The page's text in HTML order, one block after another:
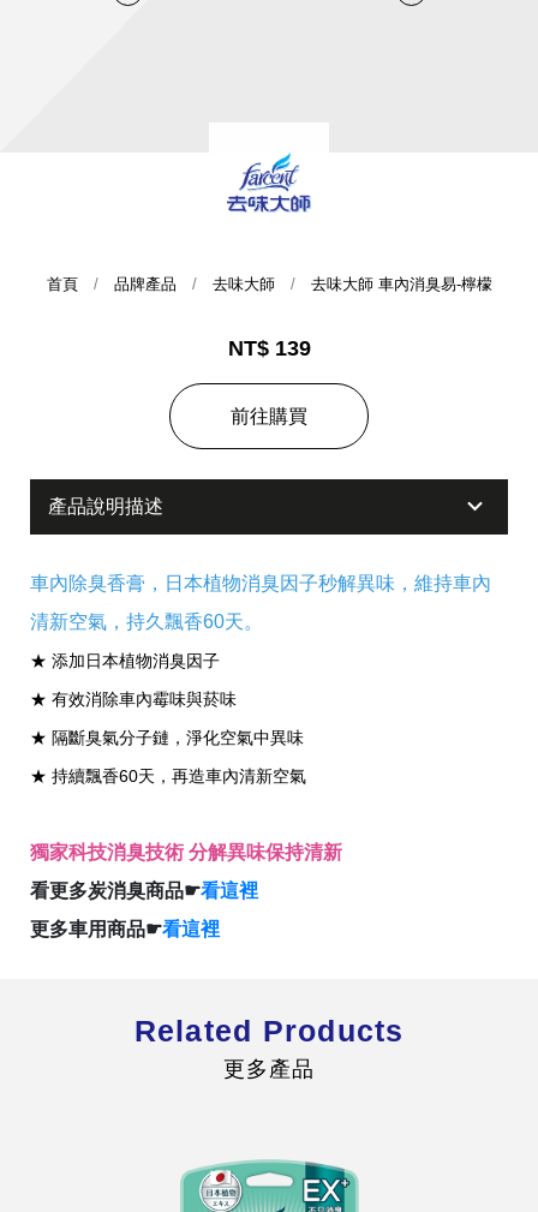
提供年報、每季財報、法說會資訊
股東服務
不斷創新突破，致力提供消費者更舒適、方便的居家生
活
首頁 品牌產品 去味大師 去味大師 車內消臭易-檸檬
NT$ 139
前往購買
產品說明描述
車內除臭香膏，日本植物消臭因子秒解異味，維持車內
清新空氣，持久飄香60天。
★ 添加日本植物消臭因子
★ 有效消除車內霉味與菸味
★ 隔斷臭氣分子鏈，淨化空氣中異味
★ 持續飄香60天，再造車內清新空氣
獨家科技消臭技術 分解異味保持清新
看更多炭消臭商品☛看這裡
更多車用商品☛看這裡
Related Products
更多產品